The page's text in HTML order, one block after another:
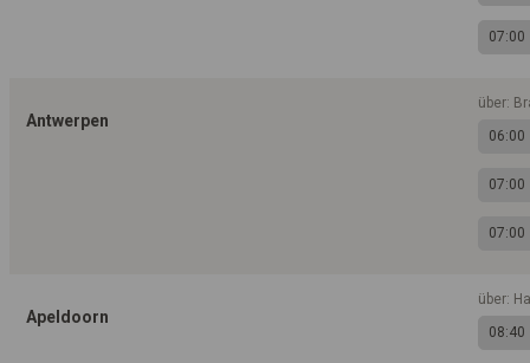
07:00
Antwerpen
über:
06:00
07:00
07:00
Apeldoorn
über:
08:40